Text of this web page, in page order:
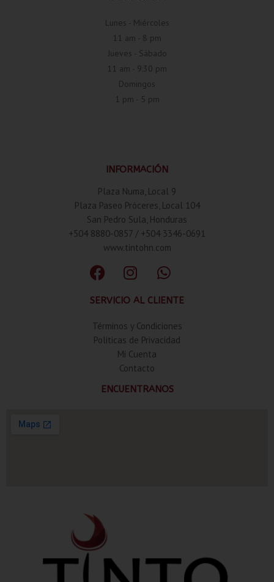
Lunes - Miércoles
11 am - 8 pm
Jueves - Sábado
11 am - 9:30 pm
Domingos
1 pm - 5 pm
INFORMACIÓN
Plaza Numa, Local 9
Plaza Paseo Próceres, Local 104
San Pedro Sula, Honduras
+504 8880-0857 / +504 3346-0691
www.tintohn.com
SERVICIO AL CLIENTE
Términos y Condiciones
Politicas de Privacidad
Mi Cuenta
Contacto
ENCUENTRANOS